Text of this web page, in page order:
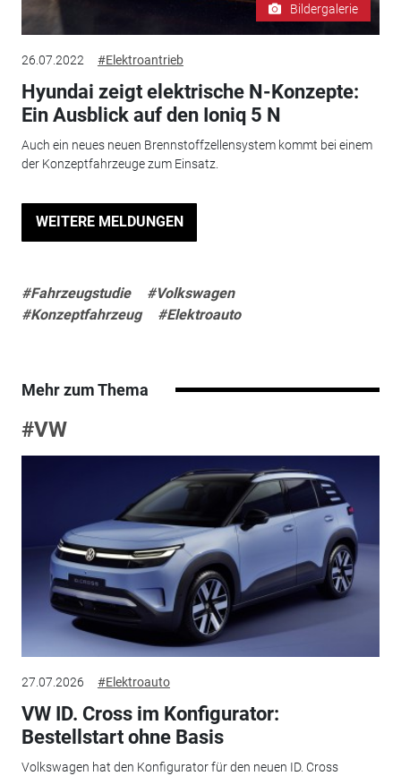
Bildergalerie
26.07.2022 #Elektroantrieb
Hyundai zeigt elektrische N-Konzepte:
Ein Ausblick auf den Ioniq 5 N
Auch ein neues neuen Brennstoffzellensystem kommt bei einem
der Konzeptfahrzeuge zum Einsatz.
WEITERE MELDUNGEN
#Fahrzeugstudie
#Volkswagen
#Konzeptfahrzeug
#Elektroauto
Mehr zum Thema
#VW
27.07.2026 #Elektroauto
VW ID. Cross im Konfigurator:
Bestellstart ohne Basis
Volkswagen hat den Konfigurator für den neuen ID. Cross